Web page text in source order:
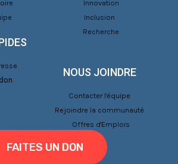
Innovation
Inclusion
Recherche
NOUS JOINDRE
Contacter l'équipe
Rejoindre la communauté
Offres d'Emplois
FAITES UN DON